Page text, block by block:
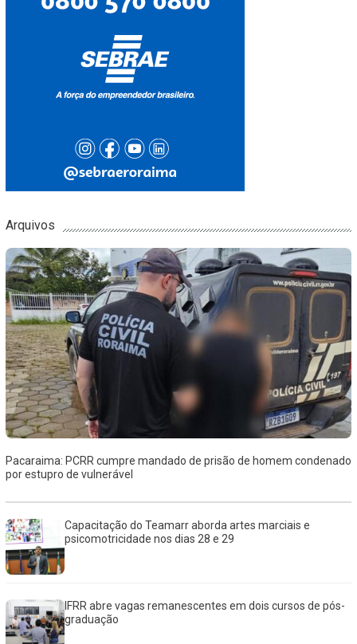
Arquivos
Pacaraima: PCRR cumpre mandado de prisão de homem condenado
por estupro de vulnerável
Capacitação do Teamarr aborda artes marciais e
psicomotricidade nos dias 28 e 29
IFRR abre vagas remanescentes em dois cursos de pós-
graduação